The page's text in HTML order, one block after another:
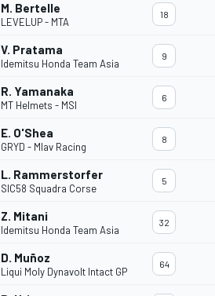
M. Bertelle
LEVELUP - MTA
18
V. Pratama
Idemitsu Honda Team Asia
9
R. Yamanaka
MT Helmets - MSI
6
E. O'Shea
GRYD - Mlav Racing
8
L. Rammerstorfer
SIC58 Squadra Corse
5
Z. Mitani
Idemitsu Honda Team Asia
32
D. Muñoz
Liqui Moly Dynavolt Intact GP
64